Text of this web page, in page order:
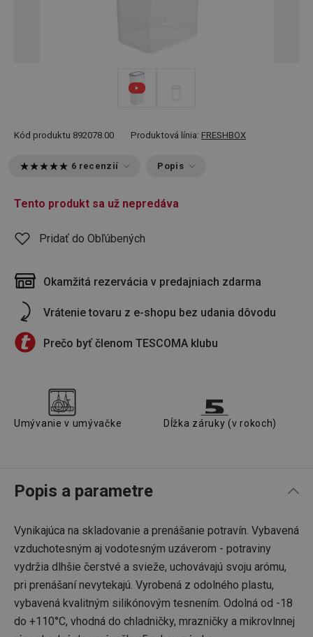
Kód produktu 892078.00 Produktová línia: FRESHBOX
6 recenzií Popis
Tento produkt sa už nepredáva
Pridať do Obľúbených
Okamžitá rezervácia v predajniach zdarma
Vrátenie tovaru z e-shopu bez udania dôvodu
Prečo byť členom TESCOMA klubu
Umývanie v umývačke Dĺžka záruky (v rokoch)
Popis a parametre
Vynikajúca na skladovanie a prenášanie potravín. Vybavená
vzduchotesným aj vodotesným uzáverom - potraviny
vydržia dlhšie čerstvé a svieže, uchovávajú svoju arómu,
pri prenášaní nevytekajú. Vyrobená z odolného plastu,
vybavená kvalitným silikónovým tesnením. Odolná od -18
do +110°C, vhodná do chladničky, mrazničky a mikrovlnnej